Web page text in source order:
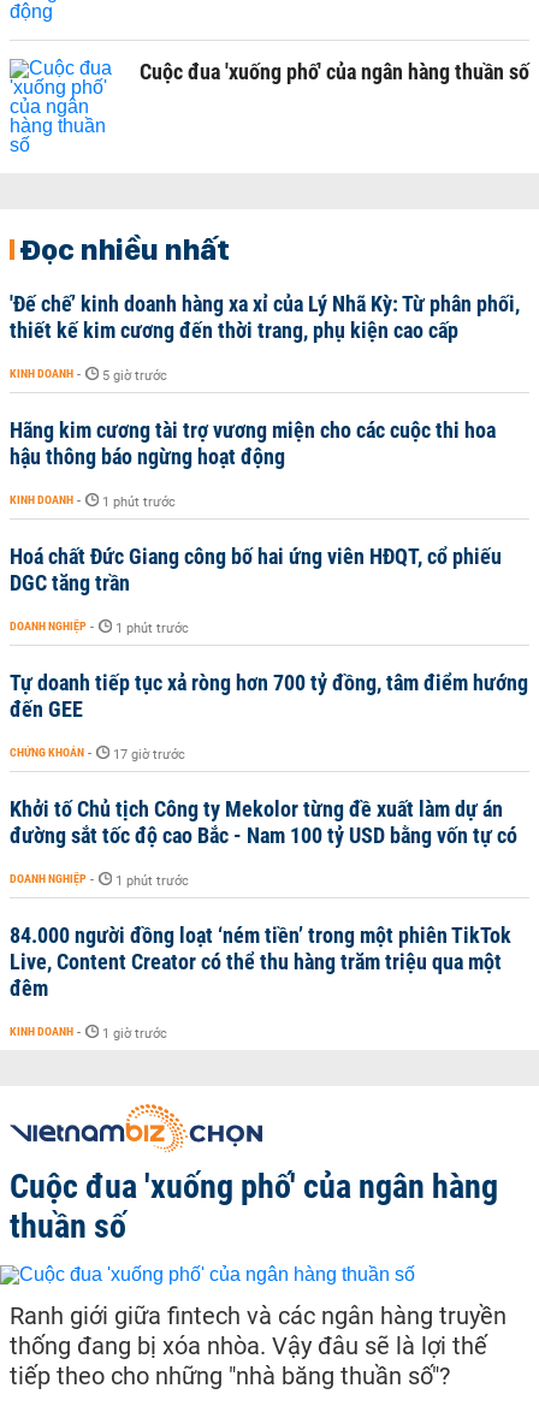
Cuộc đua 'xuống phố' của ngân hàng thuần số
Đọc nhiều nhất
'Đế chế’ kinh doanh hàng xa xỉ của Lý Nhã Kỳ: Từ phân phối,
thiết kế kim cương đến thời trang, phụ kiện cao cấp
KINH DOANH - 5 giờ trước
Hãng kim cương tài trợ vương miện cho các cuộc thi hoa
hậu thông báo ngừng hoạt động
KINH DOANH - 1 phút trước
Hoá chất Đức Giang công bố hai ứng viên HĐQT, cổ phiếu
DGC tăng trần
DOANH NGHIỆP - 1 phút trước
Tự doanh tiếp tục xả ròng hơn 700 tỷ đồng, tâm điểm hướng
đến GEE
CHỨNG KHOÁN - 17 giờ trước
Khởi tố Chủ tịch Công ty Mekolor từng đề xuất làm dự án
đường sắt tốc độ cao Bắc - Nam 100 tỷ USD bằng vốn tự có
DOANH NGHIỆP - 1 phút trước
84.000 người đồng loạt ‘ném tiền’ trong một phiên TikTok
Live, Content Creator có thể thu hàng trăm triệu qua một
đêm
KINH DOANH - 1 giờ trước
Cuộc đua 'xuống phố' của ngân hàng
thuần số
Ranh giới giữa fintech và các ngân hàng truyền
thống đang bị xóa nhòa. Vậy đâu sẽ là lợi thế
tiếp theo cho những "nhà băng thuần số"?